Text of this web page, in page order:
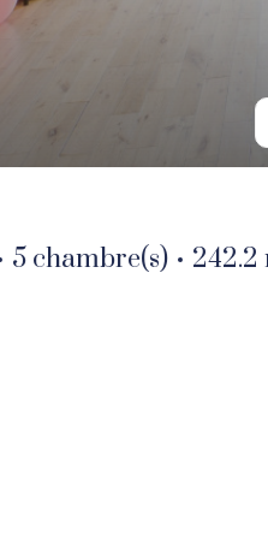
5 chambre(s)
242.2